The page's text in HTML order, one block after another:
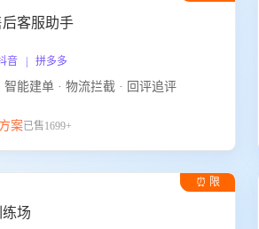
客服助手
音 | 拼多多
售后智能客服 · 智能建单 · 物流拦截 · 回评追评
案已售1699+
⏰ 限
场